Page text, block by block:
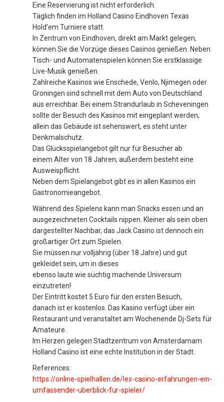
Eine Reservierung ist nicht erforderlich.
Täglich finden im Holland Casino Eindhoven Texas
Hold’em Turniere statt.
In Zentrum von Eindhoven, direkt am Markt gelegen,
können Sie die Vorzüge dieses Casinos genießen. Neben
Tisch- und Automatenspielen können Sie erstklassige
Live-Musik genießen.
Zahlreiche Kasinos wie Enschede, Venlo, Njimegen oder
Groningen sind schnell mit dem Auto von Deutschland
aus erreichbar. Bei einem Strandurlaub in Scheveningen
sollte der Besuch des Kasinos mit eingeplant werden,
allein das Gebäude ist sehenswert, es steht unter
Denkmalschutz.
Das Glücksspielangebot gilt nur für Besucher ab
einem Alter von 18 Jahren, außerdem besteht eine
Ausweispflicht.
Neben dem Spielangebot gibt es in allen Kasinos ein
Gastronomieangebot.
Während des Spielens kann man Snacks essen und an
ausgezeichneten Cocktails nippen. Kleiner als sein oben
dargestellter Nachbar, das Jack Casino ist dennoch ein
großartiger Ort zum Spielen.
Sie müssen nur volljährig (über 18 Jahre) und gut
gekleidet sein, um in dieses
ebenso laute wie süchtig machende Universum
einzutreten!
Der Eintritt kostet 5 Euro für den ersten Besuch,
danach ist er kostenlos. Das Kasino verfügt über ein
Restaurant und veranstaltet am Wochenende Dj-Sets für
Amateure.
Im Herzen gelegen Stadtzentrum von Amsterdamam
Holland Casino ist eine echte Institution in der Stadt.
References:
https://online-spielhallen.de/lex-casino-erfahrungen-ein-
umfassender-uberblick-fur-spieler/